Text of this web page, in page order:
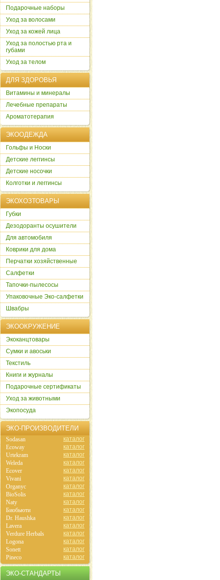
Подарочные наборы
Уход за волосами
Уход за кожей лица
Уход за полостью рта и
губами
Уход за телом
ДЛЯ ЗДОРОВЬЯ
Витамины и минералы
Лечебные препараты
Ароматотерапия
ЭКООДЕЖДА
Гольфы и Носки
Детские леггинсы
Детские носочки
Колготки и леггинсы
ЭКОХОЗТОВАРЫ
Губки
Дезодоранты осушители
Для автомобиля
Коврики для дома
Перчатки хозяйственные
Салфетки
Тапочки-пылесосы
Упаковочные Эко-салфетки
Швабры
ЭКООКРУЖЕНИЕ
Экоканцтовары
Сумки и авоськи
Текстиль
Книги и журналы
Подарочные сертификаты
Уход за животными
Экопосуда
ЭКО-ПРОИЗВОДИТЕЛИ
Sodasan
каталог
Ecoway
каталог
Urtekram
каталог
Weleda
каталог
Ecover
каталог
Vivani
каталог
Organyc
каталог
BioSolis
каталог
Naty
каталог
Биобьюти
каталог
Dr. Haushka
каталог
Lavera
каталог
Verdure Herbals
каталог
Logona
каталог
Sonett
каталог
Pineco
каталог
ЭКО-СТАНДАРТЫ